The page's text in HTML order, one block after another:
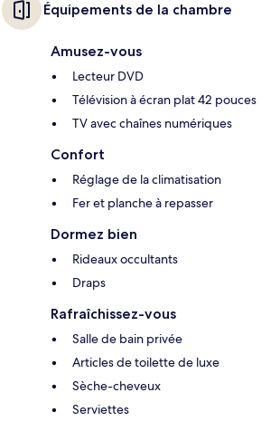
Équipements de la chambre
Amusez-vous
Lecteur DVD
Télévision à écran plat 42 pouces
TV avec chaînes numériques
Confort
Réglage de la climatisation
Fer et planche à repasser
Dormez bien
Rideaux occultants
Draps
Rafraîchissez-vous
Salle de bain privée
Articles de toilette de luxe
Sèche-cheveux
Serviettes